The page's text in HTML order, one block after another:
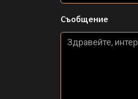
Съобщение